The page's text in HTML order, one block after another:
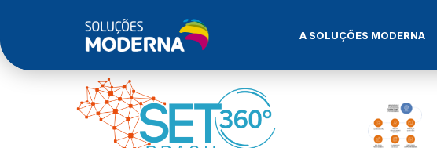
A SOLUÇÕES MODERNA